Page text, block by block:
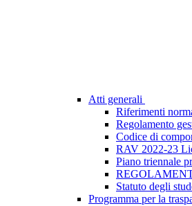
Atti generali
Riferimenti
Regolamento
Codice di
RAV 2022-23
Piano triennale
Statuto degli
Programma per la